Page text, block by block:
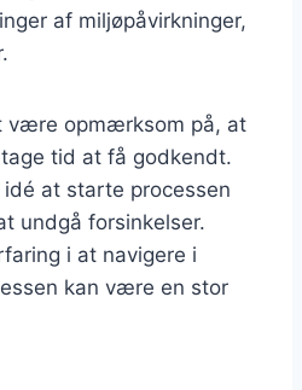
af miljøpåvirkninger,
være opmærksom på, at
tid at få godkendt.
at starte processen
undgå forsinkelser.
i at navigere i
kan være en stor